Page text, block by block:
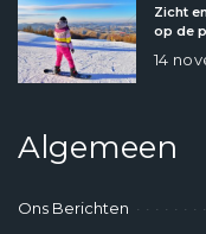
Zicht
op de
14
Algemeen
Ons Berichten